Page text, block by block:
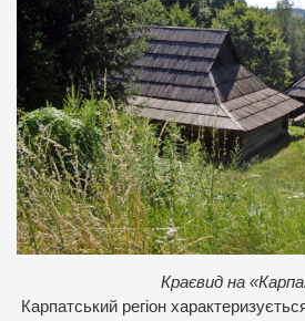
Краєвид на
Карпатський регіон